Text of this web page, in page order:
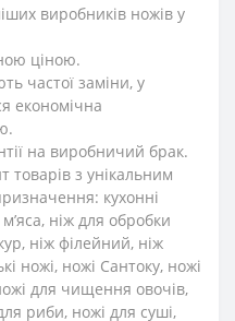
виробників ножів у
ціною.
частої заміни, у
економічна
на виробничий брак.
з унікальним
кухонні
ніж для обробки
ніж філейний, ніж
ножі, ножі Сантоку, ножі
для чищення овочів,
риби, ножі для суші,